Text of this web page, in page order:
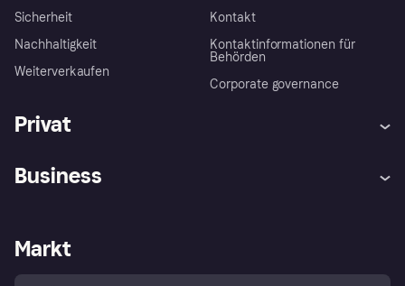
Sicherheit
Nachhaltigkeit
Weiterverkaufen
Kontakt
Kontaktinformationen für
Behörden
Corporate governance
Privat
Shops entdecken
Business
Händlerportal
Markt